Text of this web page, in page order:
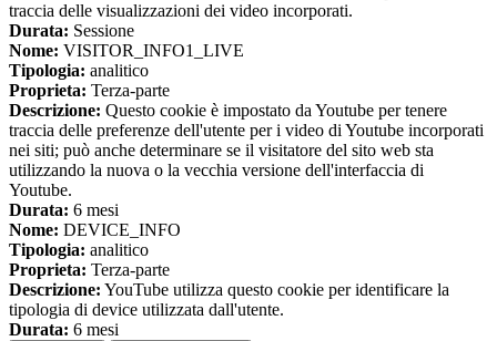
traccia delle visualizzazioni dei video incorporati.
Durata: Sessione
Nome: VISITOR_INFO1_LIVE
Tipologia: analitico
Proprieta: Terza-parte
Descrizione: Questo cookie è impostato da Youtube per tenere
traccia delle preferenze dell'utente per i video di Youtube incorporati
nei siti; può anche determinare se il visitatore del sito web sta
utilizzando la nuova o la vecchia versione dell'interfaccia di
Youtube.
Durata: 6 mesi
Nome: DEVICE_INFO
Tipologia: analitico
Proprieta: Terza-parte
Descrizione: YouTube utilizza questo cookie per identificare la
tipologia di device utilizzata dall'utente.
Durata: 6 mesi